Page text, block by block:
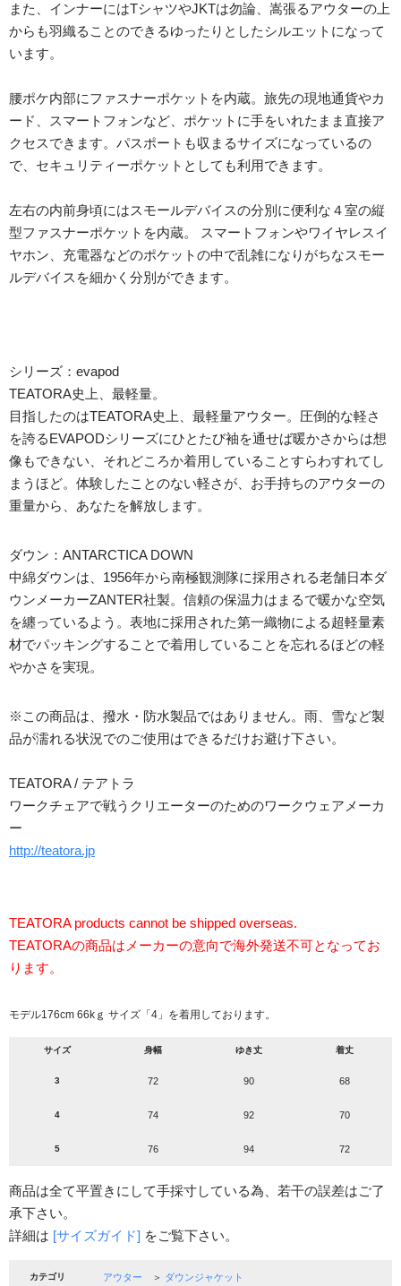
また、インナーにはTシャツやJKTは勿論、嵩張るアウターの上
からも羽織ることのできるゆったりとしたシルエットになって
います。
腰ポケ内部にファスナーポケットを内蔵。旅先の現地通貨やカ
ード、スマートフォンなど、ポケットに手をいれたまま直接ア
クセスできます。パスポートも収まるサイズになっているの
で、セキュリティーポケットとしても利用できます。
左右の内前身頃にはスモールデバイスの分別に便利な４室の縦
型ファスナーポケットを内蔵。 スマートフォンやワイヤレスイ
ヤホン、充電器などのポケットの中で乱雑になりがちなスモー
ルデバイスを細かく分別ができます。
シリーズ：evapod
TEATORA史上、最軽量。
目指したのはTEATORA史上、最軽量アウター。圧倒的な軽さ
を誇るEVAPODシリーズにひとたび袖を通せば暖かさからは想
像もできない、それどころか着用していることすらわすれてし
まうほど。体験したことのない軽さが、お手持ちのアウターの
重量から、あなたを解放します。
ダウン：ANTARCTICA DOWN
中綿ダウンは、1956年から南極観測隊に採用される老舗日本ダ
ウンメーカーZANTER社製。信頼の保温力はまるで暖かな空気
を纏っているよう。表地に採用された第一織物による超軽量素
材でパッキングすることで着用していることを忘れるほどの軽
やかさを実現。
※この商品は、撥水・防水製品ではありません。雨、雪など製
品が濡れる状況でのご使用はできるだけお避け下さい。
TEATORA / テアトラ
ワークチェアで戦うクリエーターのためのワークウェアメーカ
ー
http://teatora.jp
TEATORA products cannot be shipped overseas.
TEATORAの商品はメーカーの意向で海外発送不可となってお
ります。
モデル176cm 66kｇ サイズ「4」を着用しております。
サイズ 身幅 ゆき丈 着丈
3 72 90 68
4 74 92 70
5 76 94 72
商品は全て平置きにして手採寸している為、若干の誤差はご了
承下さい。
詳細は [サイズガイド] をご覧下さい。
カテゴリ アウター ＞ ダウンジャケット